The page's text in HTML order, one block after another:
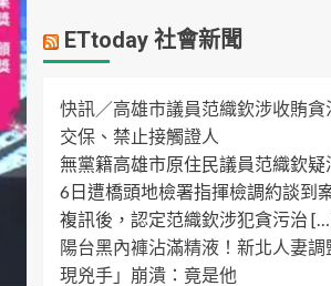
ETtoday 社會新聞
快訊／高雄市議員范織欽涉收賄
交保、禁止接觸證人
無黨籍高雄市原住民議員范織欽疑
6日遭橋頭地檢署指揮檢調約談到
複訊後，認定范織欽涉犯貪污治
陽台黑內褲沾滿精液！新北人妻調
現兇手」崩潰：竟是他